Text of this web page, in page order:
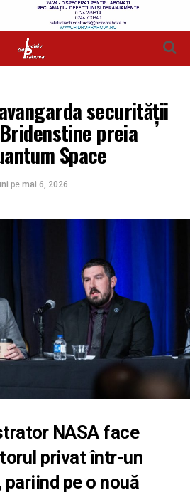
securității
preia
Space
pe mai 6, 2026
NASA face
privat într-un
pe o nouă